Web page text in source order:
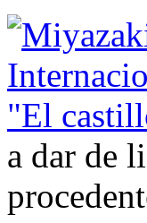
a dar de